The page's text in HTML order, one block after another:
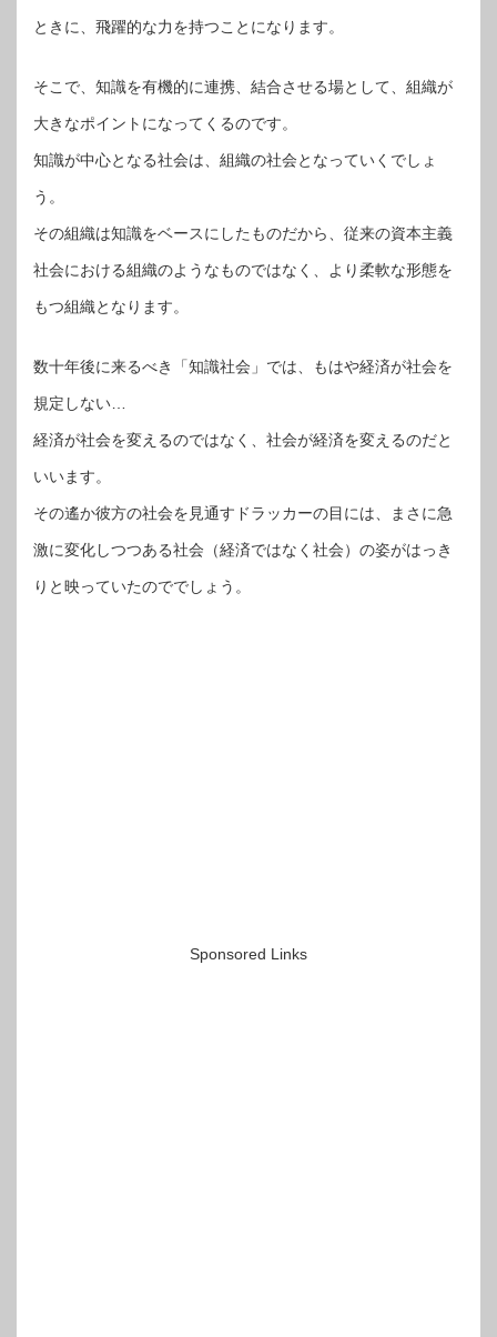
ときに、飛躍的な力を持つことになります。
そこで、知識を有機的に連携、結合させる場として、組織が
大きなポイントになってくるのです。
知識が中心となる社会は、組織の社会となっていくでしょ
う。
その組織は知識をベースにしたものだから、従来の資本主義
社会における組織のようなものではなく、より柔軟な形態を
もつ組織となります。
数十年後に来るべき「知識社会」では、もはや経済が社会を
規定しない…
経済が社会を変えるのではなく、社会が経済を変えるのだと
いいます。
その遙か彼方の社会を見通すドラッカーの目には、まさに急
激に変化しつつある社会（経済ではなく社会）の姿がはっき
りと映っていたのででしょう。
Sponsored Links